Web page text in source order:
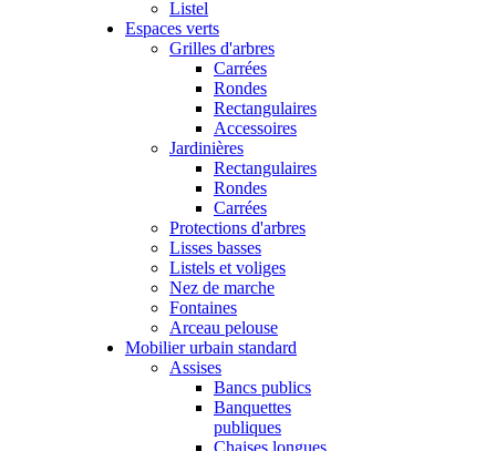
Listel
Espaces verts
Grilles d'arbres
Carrées
Rondes
Rectangulaires
Accessoires
Jardinières
Rectangulaires
Rondes
Carrées
Protections d'arbres
Lisses basses
Listels et voliges
Nez de marche
Fontaines
Arceau pelouse
Mobilier urbain standard
Assises
Bancs publics
Banquettes
publiques
Chaises longues